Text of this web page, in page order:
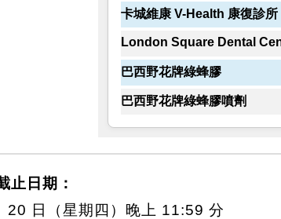
卡城維康 V-Health 康復診所
London Square Dental
巴西野花牌綠蜂膠
巴西野花牌綠蜂膠噴劑
止日期：
20 日（星期四）晚上 11:59 分